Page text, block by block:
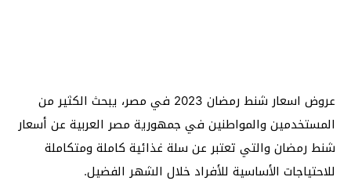
عروض اسعار شنط رمضان 2023 في مصر، يبحث الكثير من
المستخدمين والمواطنين في جمهورية مصر العربية عن أسعار
شنط رمضان والتي تعتبر عن سلة غذائية كاملة ومتكاملة
للاحتياجات الأساسية للأفراد خلال الشهر الفضيل.